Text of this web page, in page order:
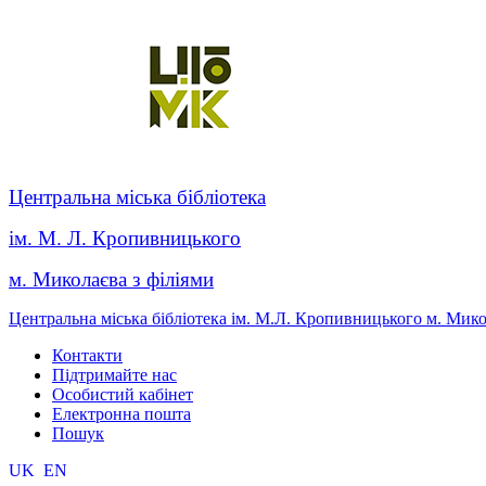
Центральна міська бібліотека
ім. М. Л. Кропивницького
м. Миколаєва з філіями
Центральна міська бібліотека ім. М.Л. Кропивницького м.
Контакти
Підтримайте нас
Особистий кабінет
Електронна пошта
Пошук
UK EN